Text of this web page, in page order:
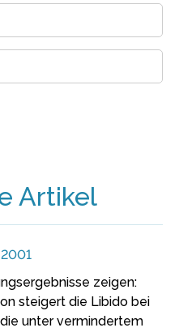
Artikel
zeigen:
steigert die Libido bei
die unter vermindertem